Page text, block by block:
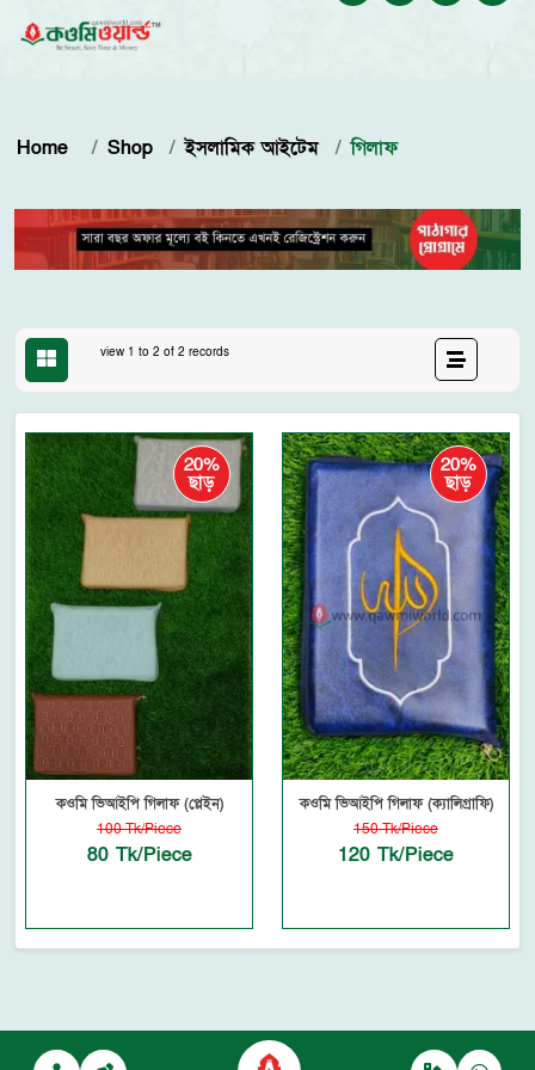
Home Shop ইসলামিক আইটেম গিলাফ
view 1 to 2 of 2 records
20%
ছাড়
কওমি ভিআইপি গিলাফ (প্লেইন)
100 Tk/Piece
80 Tk/Piece
20%
ছাড়
কওমি ভিআইপি গিলাফ (ক্যালিগ্রাফি)
150 Tk/Piece
120 Tk/Piece